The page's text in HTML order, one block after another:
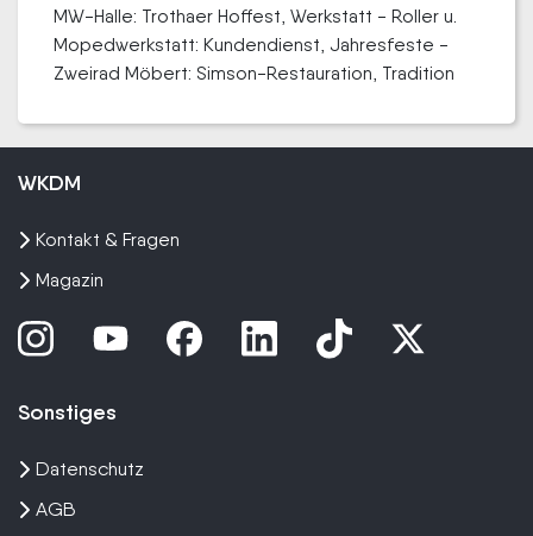
MW-Halle: Trothaer Hoffest, Werkstatt - Roller u.
Mopedwerkstatt: Kundendienst, Jahresfeste -
Zweirad Möbert: Simson-Restauration, Tradition
WKDM
Kontakt & Fragen
Magazin
Sonstiges
Datenschutz
AGB